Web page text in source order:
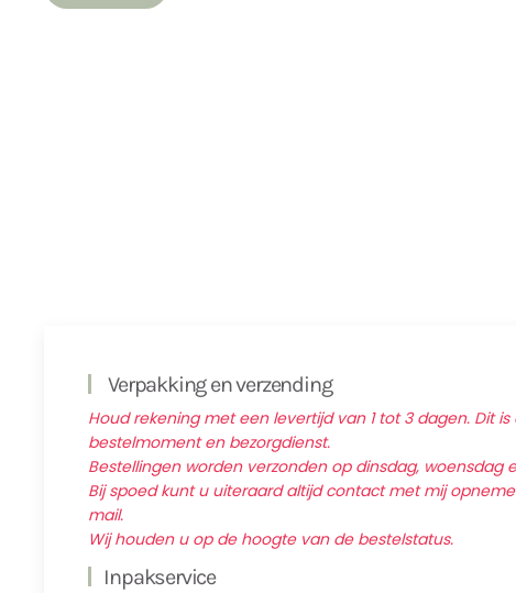
Verpakking en verzending
Houd rekening met een levertijd van 1 tot 3 dagen. Dit
bestelmoment en bezorgdienst.
Bestellingen worden verzonden op dinsdag, woensdag
Bij spoed kunt u uiteraard altijd contact met mij
mail.
Wij houden u op de hoogte van de bestelstatus.
Inpakservice